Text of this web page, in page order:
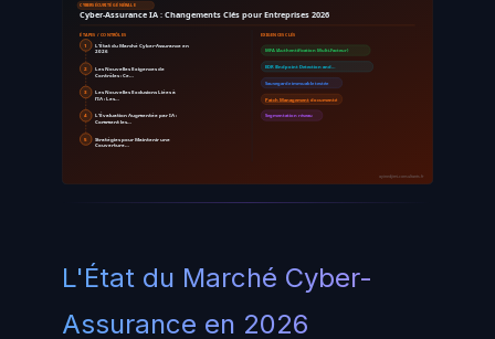
CYBERSÉCURITÉ GÉNÉRALE
Cyber-Assurance IA : Changements Clés pour Entreprises 2026
ÉTAPES / CONTRÔLES
1
L'État du Marché Cyber-Assurance en
2026
2
Les Nouvelles Exigences de
Contrôles : Ce…
3
Les Nouvelles Exclusions Liées à
l'IA : Les…
4
L'Évaluation Augmentée par IA :
Comment les…
5
Stratégies pour Maintenir une
Couverture…
EXIGENCES CLÉS
MFA (Authentification Multi-Facteur)
EDR (Endpoint Detection and…
Sauvegarde immuable testée
Patch Managementdocumenté
Segmentation réseau
ayinedjimi-consultants.fr
L'État du Marché Cyber-
Assurance en 2026